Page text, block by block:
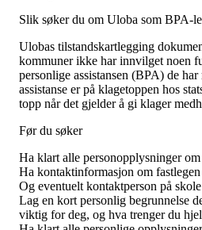
Supportsenter
Slik søker du om Uloba som BPA-
Ulobas tilstandskartlegging
kommuner ikke har innvilget noen
personlige assistansen (BPA) de
assistanse er på klagetoppen hos
topp når det gjelder å gi klager
Før du søker
Ha klart alle personopplysninger
Ha kontaktinformasjon om fastlegen
Og eventuelt kontaktperson på
Lag en kort personlig begrunnelse
viktig for deg, og hva trenger du